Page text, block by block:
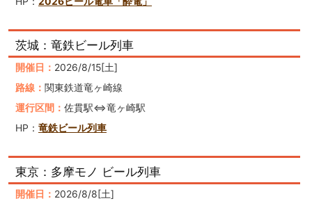
茨城：竜鉄ビール列車
開催日： 2026/8/15[土]
路線： 関東鉄道竜ヶ崎線
運行区間： 佐貫駅⇔竜ヶ崎駅
HP： 竜鉄ビール列車
東京：多摩モノ ビール列車
開催日： 2026/8/8[土]